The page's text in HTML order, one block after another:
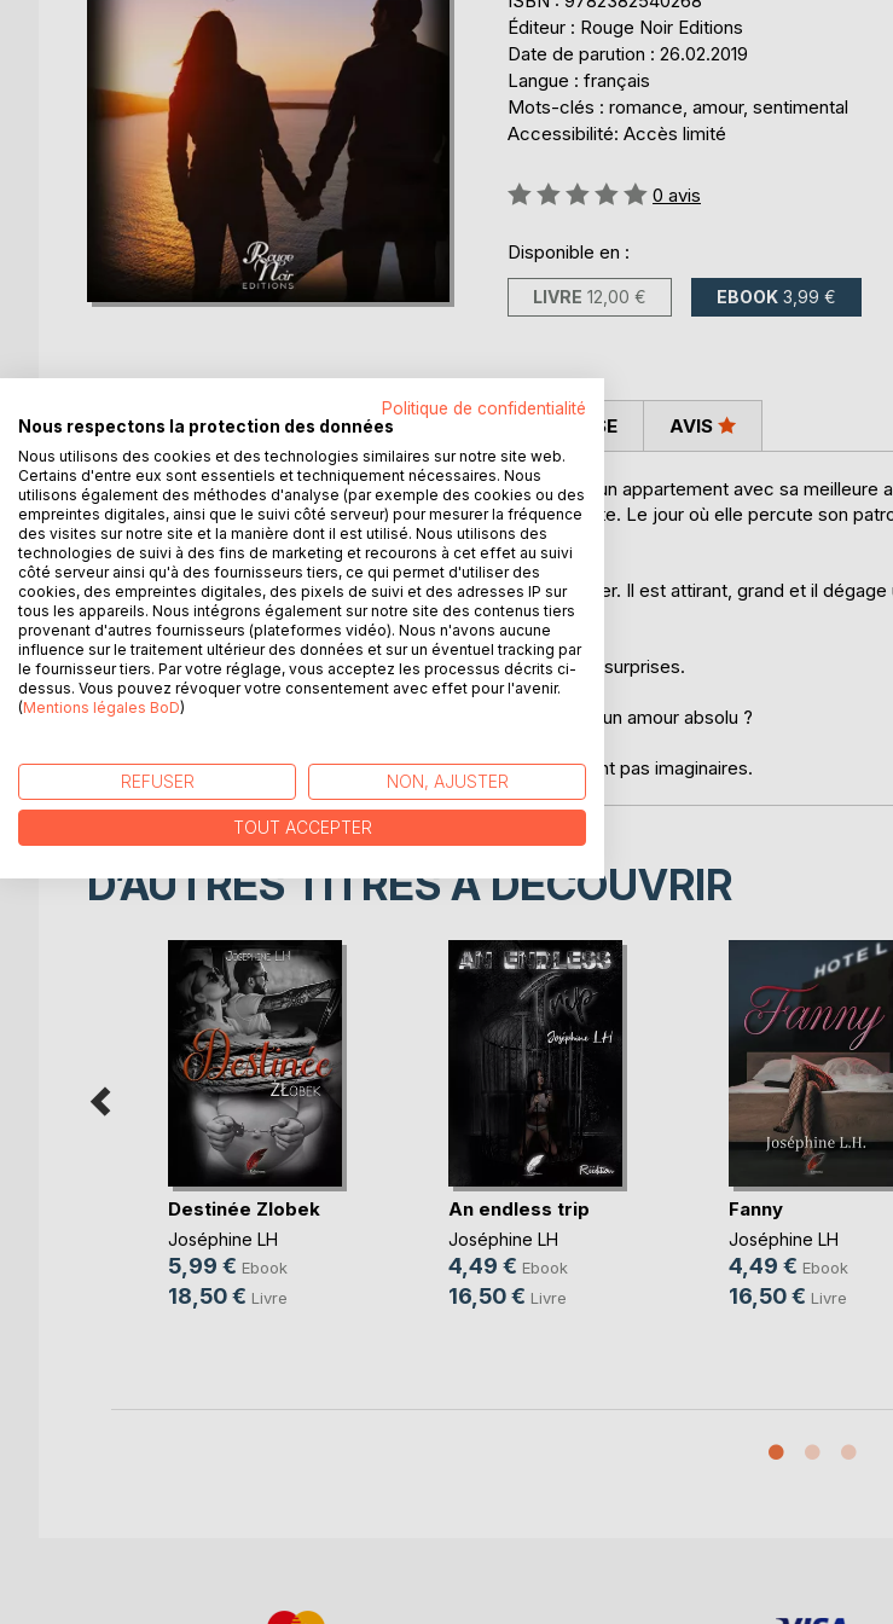
Éditeur : Rouge Noir Editions
Date de parution : 26.02.2019
Langue : français
Mots-clés : romance, amour, sentimental
Accessibilité: Accès limité
Évaluation:
0 avis
Disponible en :
LIVRE 12,00 € EBOOK 3,99 €
DESCRIPTION
Élise jeune Marseillaise, ambitieuse et volontaire partage un appartement avec sa meilleure
de trouver son premier emploi dans un cabinet d'architecte. Le jour où elle percute son
immédiate.
Lui, c'est Paul, PDG du groupe pour lequel Élise va travailler. Il est attirant, grand et il
jeune femme ne peut nier.
La vie va leur réserver de belles mais aussi de mauvaises surprises.
Entre Élise et Paul, est-ce une histoire sans lendemain ou un amour absolu ?
Les lieux où se passe l'histoire existent vraiment et ne sont pas imaginaires.
AUTEUR(S) CRITIQUES PRESSE AVIS
D’AUTRES TITRES À DÉCOUVRIR
Destinée Zlobek
Joséphine LH
5,99 € Ebook
18,50 € Livre
An endless trip
Joséphine LH
4,49 € Ebook
16,50 € Livre
Fanny
Joséphine LH
4,49 € Ebook
16,50 € Livre
Politique de confidentialité
Nous respectons la protection des données
Nous utilisons des cookies et des technologies similaires sur notre site web.
Certains d'entre eux sont essentiels et techniquement nécessaires. Nous
utilisons également des méthodes d'analyse (par exemple des cookies ou des
empreintes digitales, ainsi que le suivi côté serveur) pour mesurer la fréquence
des visites sur notre site et la manière dont il est utilisé. Nous utilisons des
technologies de suivi à des fins de marketing et recourons à cet effet au suivi
côté serveur ainsi qu'à des fournisseurs tiers, ce qui permet d'utiliser des
cookies, des empreintes digitales, des pixels de suivi et des adresses IP sur
tous les appareils. Nous intégrons également sur notre site des contenus tiers
provenant d'autres fournisseurs (plateformes vidéo). Nous n'avons aucune
influence sur le traitement ultérieur des données et sur un éventuel tracking par
le fournisseur tiers. Par votre réglage, vous acceptez les processus décrits ci-
dessus. Vous pouvez révoquer votre consentement avec effet pour l'avenir.
(Mentions légales BoD)
REFUSER NON, AJUSTER
TOUT ACCEPTER